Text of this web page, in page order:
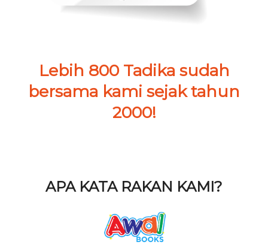
Lebih 800 Tadika sudah
bersama kami sejak tahun
2000!
APA KATA RAKAN KAMI?